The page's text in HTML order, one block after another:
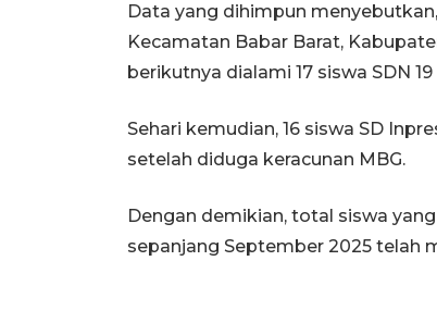
Data yang dihimpun
Kecamatan Babar Barat,
berikutnya dialami 17 siswa SDN 19
Sehari kemudian, 16 siswa SD
setelah diduga keracunan MBG.
Dengan demikian, total siswa
sepanjang September 2025 telah